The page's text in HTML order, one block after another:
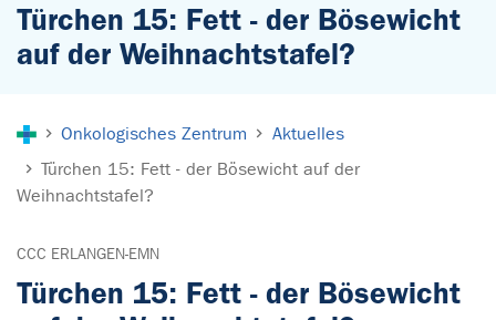
Türchen 15: Fett - der Bösewicht
auf der Weihnachtstafel?
Onkologisches Zentrum
Aktuelles
Türchen 15: Fett - der Bösewicht auf der
Weihnachtstafel?
CCC ERLANGEN-EMN
Türchen 15: Fett - der Bösewicht